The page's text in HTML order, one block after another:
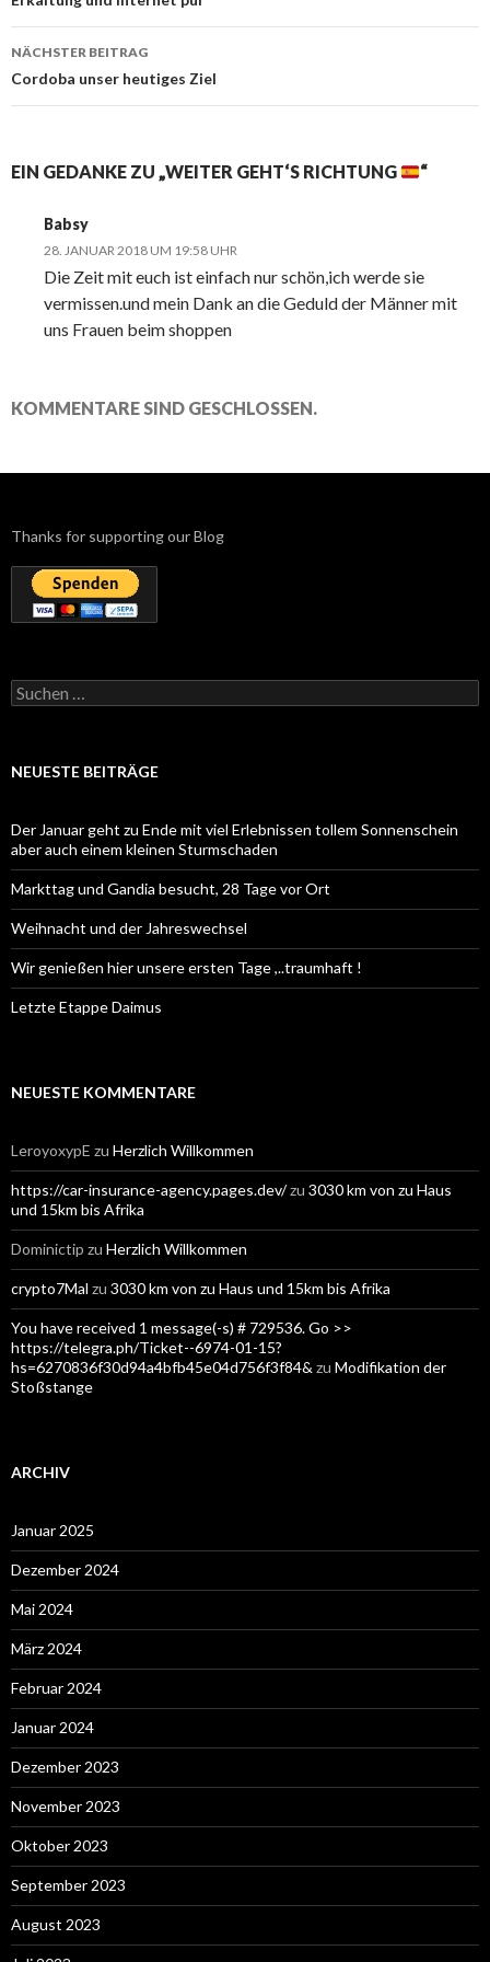
NÄCHSTER BEITRAG
Cordoba unser heutiges Ziel
EIN GEDANKE ZU „WEITER GEHT‘S RICHTUNG “
Babsy
28. JANUAR 2018 UM 19:58 UHR
Die Zeit mit euch ist einfach nur schön,ich werde sie
vermissen.und mein Dank an die Geduld der Männer mit
uns Frauen beim shoppen
KOMMENTARE SIND GESCHLOSSEN.
Thanks for supporting our Blog
Suchen
nach:
NEUESTE BEITRÄGE
Der Januar geht zu Ende mit viel Erlebnissen tollem Sonnenschein
aber auch einem kleinen Sturmschaden
Markttag und Gandia besucht, 28 Tage vor Ort
Weihnacht und der Jahreswechsel
Wir genießen hier unsere ersten Tage ,..traumhaft !
Letzte Etappe Daimus
NEUESTE KOMMENTARE
LeroyoxypE zu Herzlich Willkommen
https://car-insurance-agency.pages.dev/zu 3030 km von zu Haus
und 15km bis Afrika
Dominictip zu Herzlich Willkommen
crypto7Mal zu 3030 km von zu Haus und 15km bis Afrika
You have received 1 message(-s) # 729536. Go >>
https://telegra.ph/Ticket--6974-01-15?
hs=6270836f30d94a4bfb45e04d756f3f84& zu Modifikation der
Stoßstange
ARCHIV
Januar 2025
Dezember 2024
Mai 2024
März 2024
Februar 2024
Januar 2024
Dezember 2023
November 2023
Oktober 2023
September 2023
August 2023